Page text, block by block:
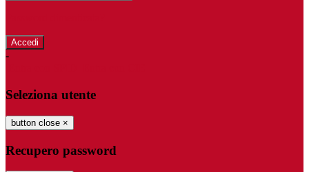
-
Seleziona utente
button close ×
Recupero password